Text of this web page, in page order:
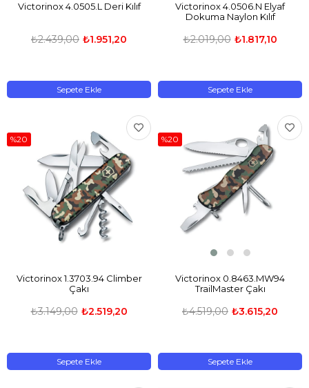
Victorinox 4.0505.L Deri Kılıf
₺1.951,20
₺2.439,00
Sepete Ekle
Victorinox 4.0506.N Elyaf
Dokuma Naylon Kılıf
₺1.817,10
₺2.019,00
Sepete Ekle
Victorinox 1.3703.94 Climber
Çakı
₺2.519,20
₺3.149,00
Sepete Ekle
%20
Victorinox 0.8463.MW94
TrailMaster Çakı
₺3.615,20
₺4.519,00
Sepete Ekle
%20